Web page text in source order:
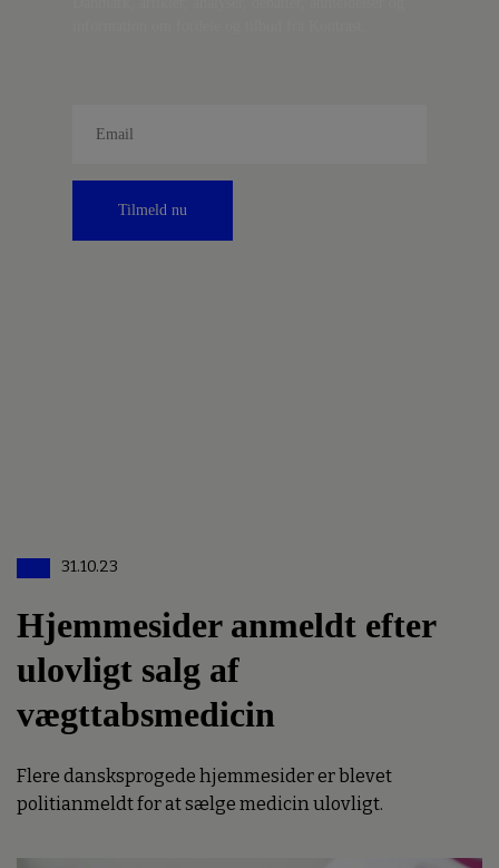
Tilmeld nu
31.10.23
Hjemmesider anmeldt efter
ulovligt salg af
vægttabsmedicin
Flere dansksprogede hjemmesider er blevet
politianmeldt for at sælge medicin ulovligt.